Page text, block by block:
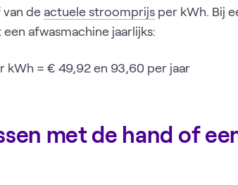
de actuele stroomprijs per kWh. Bij
afwasmachine jaarlijks:
kWh = € 49,92 en 93,60 per jaar
met de hand of